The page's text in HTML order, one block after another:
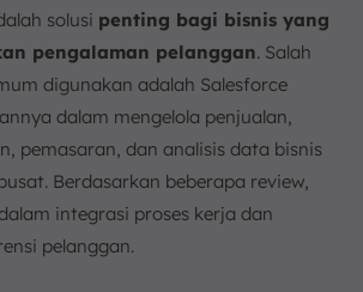
solusi penting bagi bisnis yang
pengalaman pelanggan. Salah
digunakan adalah Salesforce
dalam mengelola penjualan,
pemasaran, dan analisis data bisnis
Berdasarkan beberapa review,
integrasi proses kerja dan
pelanggan.